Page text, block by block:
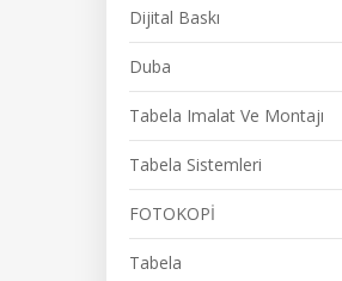
Dijital Baskı
Duba
Tabela Imalat Ve Montajı
Tabela Sistemleri
FOTOKOPİ
Tabela